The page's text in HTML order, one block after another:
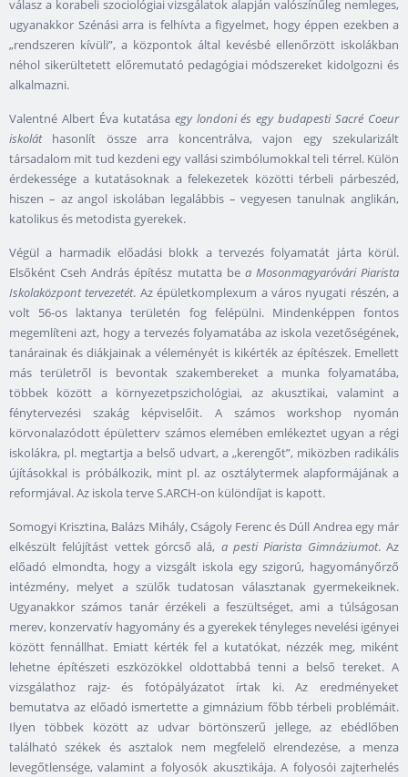
válasz a korabeli szociológiai vizsgálatok alapján valószínűleg nemleges,
ugyanakkor Szénási arra is felhívta a figyelmet, hogy éppen ezekben a
„rendszeren kívüli”, a központok által kevésbé ellenőrzött iskolákban
néhol sikerültetett előremutató pedagógiai módszereket kidolgozni és
alkalmazni.
Valentné Albert Éva kutatása egy londoni és egy budapesti Sacré Coeur
iskoláthasonlít össze arra koncentrálva, vajon egy szekularizált
társadalom mit tud kezdeni egy vallási szimbólumokkal teli térrel. Külön
érdekessége a kutatásoknak a felekezetek közötti térbeli párbeszéd,
hiszen – az angol iskolában legalábbis – vegyesen tanulnak anglikán,
katolikus és metodista gyerekek.
Végül a harmadik előadási blokk a tervezés folyamatát járta körül.
Elsőként Cseh András építész mutatta be a Mosonmagyaróvári Piarista
Iskolaközpont tervezetét. Az épületkomplexum a város nyugati részén, a
volt 56-os laktanya területén fog felépülni. Mindenképpen fontos
megemlíteni azt, hogy a tervezés folyamatába az iskola vezetőségének,
tanárainak és diákjainak a véleményét is kikérték az építészek. Emellett
más területről is bevontak szakembereket a munka folyamatába,
többek között a környezetpszichológiai, az akusztikai, valamint a
fénytervezési szakág képviselőit. A számos workshop nyomán
körvonalazódott épületterv számos elemében emlékeztet ugyan a régi
iskolákra, pl. megtartja a belső udvart, a „kerengőt”, miközben radikális
újításokkal is próbálkozik, mint pl. az osztálytermek alapformájának a
reformjával. Az iskola terve S.ARCH-on különdíjat is kapott.
Somogyi Krisztina, Balázs Mihály, Cságoly Ferenc és Dúll Andrea egy már
elkészült felújítást vettek górcső alá, a pesti Piarista Gimnáziumot. Az
előadó elmondta, hogy a vizsgált iskola egy szigorú, hagyományőrző
intézmény, melyet a szülők tudatosan választanak gyermekeiknek.
Ugyanakkor számos tanár érzékeli a feszültséget, ami a túlságosan
merev, konzervatív hagyomány és a gyerekek tényleges nevelési igényei
között fennállhat. Emiatt kérték fel a kutatókat, nézzék meg, miként
lehetne építészeti eszközökkel oldottabbá tenni a belső tereket. A
vizsgálathoz rajz- és fotópályázatot írtak ki. Az eredményeket
bemutatva az előadó ismertette a gimnázium főbb térbeli problémáit.
Ilyen többek között az udvar börtönszerű jellege, az ebédlőben
található székek és asztalok nem megfelelő elrendezése, a menza
levegőtlensége, valamint a folyosók akusztikája. A folyosói zajterhelés